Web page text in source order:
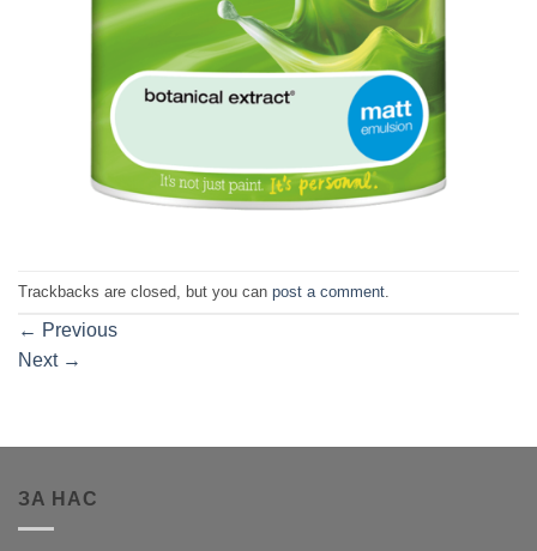
Trackbacks are closed, but you can post a comment
← Previous
Next →
ЗА НАС